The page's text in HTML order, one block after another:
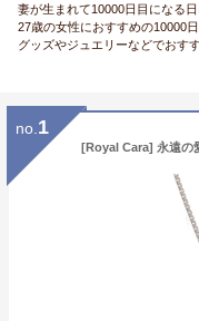
妻が生まれて10000日目になる
27歳の女性におすすめの10000
グッズやジュエリーなどでおす
no. 1